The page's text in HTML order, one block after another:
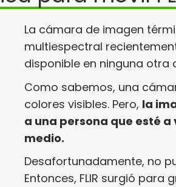
La cámara de imagen
multiespectral
disponible en ninguna
Como sabemos, una
colores visibles. Pero, la
a una persona que esté
medio.
Desafortunadamente, no
Entonces, FLIR surgió